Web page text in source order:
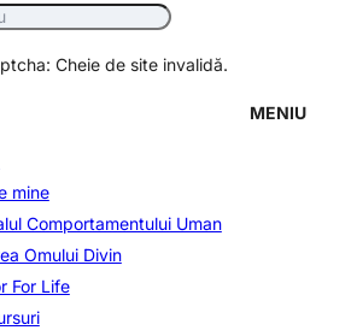
Cheie de site invalidă.
MENIU
mine
Comportamentului Uman
Omului Divin
For Life